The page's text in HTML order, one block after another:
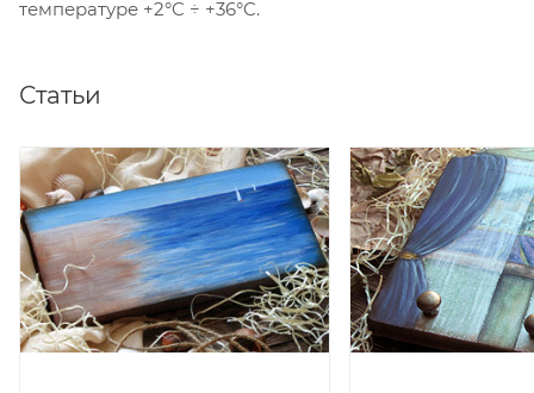
температуре +2°C ÷ +36°C.
Статьи